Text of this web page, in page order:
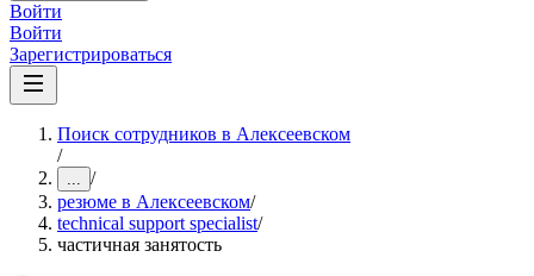
Войти
Войти
Зарегистрироваться
Поиск сотрудников в Алексеевском
/
... /
резюме в Алексеевском/
technical support specialist/
частичная занятость